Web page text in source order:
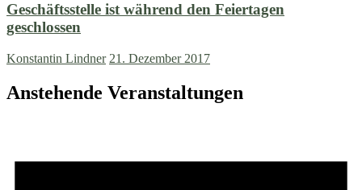
Geschäftsstelle ist während den Feiertagen
geschlossen
Konstantin Lindner 21. Dezember 2017
Anstehende Veranstaltungen